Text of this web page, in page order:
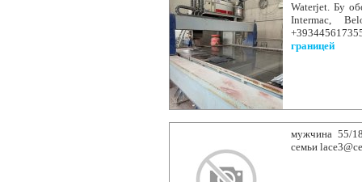
Waterjet. Бу
Intermac,
границей
мужчина 55/
семьи